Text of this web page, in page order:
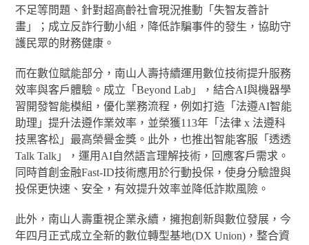
不足等問題、針對超高齡社會現況推動「失智友善計
畫」；成立反詐行動小組，降低詐騙事件的發生，協助守
護民眾的財務健康。
而在數位賦能部分，南山人壽持續運用數位技術提升服務
效率與客戶體驗。成立「Beyond Lab」，結合AI與機器學
習開發智能模組，優化業務流程，例如打造「法遵AI智能
助理」提升法遵作業效率，並榮獲113年「法律 x 法遵科
技黑客松」最高榮譽金獎。此外，也推出智能客服「透透
Talk Talk」，運用AI自然語言理解技術，回應客戶需求。
同時首創金融Fast-ID技術應用於行動投保，使身分驗證與
投保更快速、安全，有效提升效率並降低詐欺風險。
此外，南山人壽重視企業永續，擁抱創新與數位發展，今
年四月正式成立全新的數位轉型基地(DX Union)，整合資